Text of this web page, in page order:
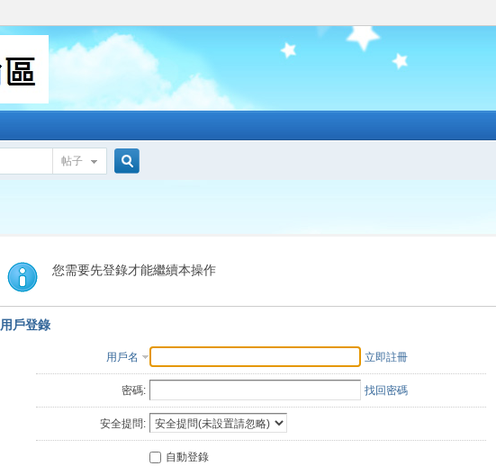
帖子
索
您需要先登錄才能繼續本操作
用戶登錄
用戶名 立即註冊
密碼: 找回密碼
安全提問:
自動登錄